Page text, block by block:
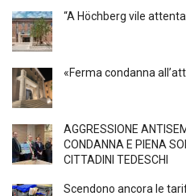
“A Höchberg vile
«Ferma condanna
AGGRESSIONE
CONDANNA E PIENA
CITTADINI TEDESCHI
Scendono ancora le